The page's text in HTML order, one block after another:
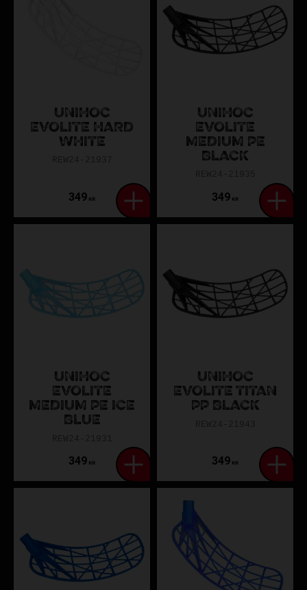
UNIHOC
EVOLITE HARD
WHITE
349 KR
UNIHOC
EVOLITE
MEDIUM PE
BLACK
349 KR
UNIHOC
EVOLITE
MEDIUM PE ICE
BLUE
349 KR
UNIHOC
EVOLITE TITAN
PP BLACK
349 KR